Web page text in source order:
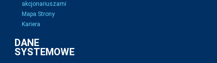
akcjonariuszami
Mapa Strony
Kariera
DANE
SYSTEMOWE